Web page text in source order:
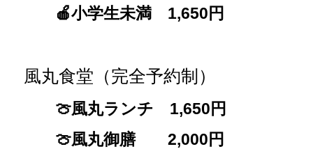
🍎小学生未満 1,650円
風丸食堂（完全予約制）
🍈風丸ランチ 1,650円
🍈風丸御膳 2,000円